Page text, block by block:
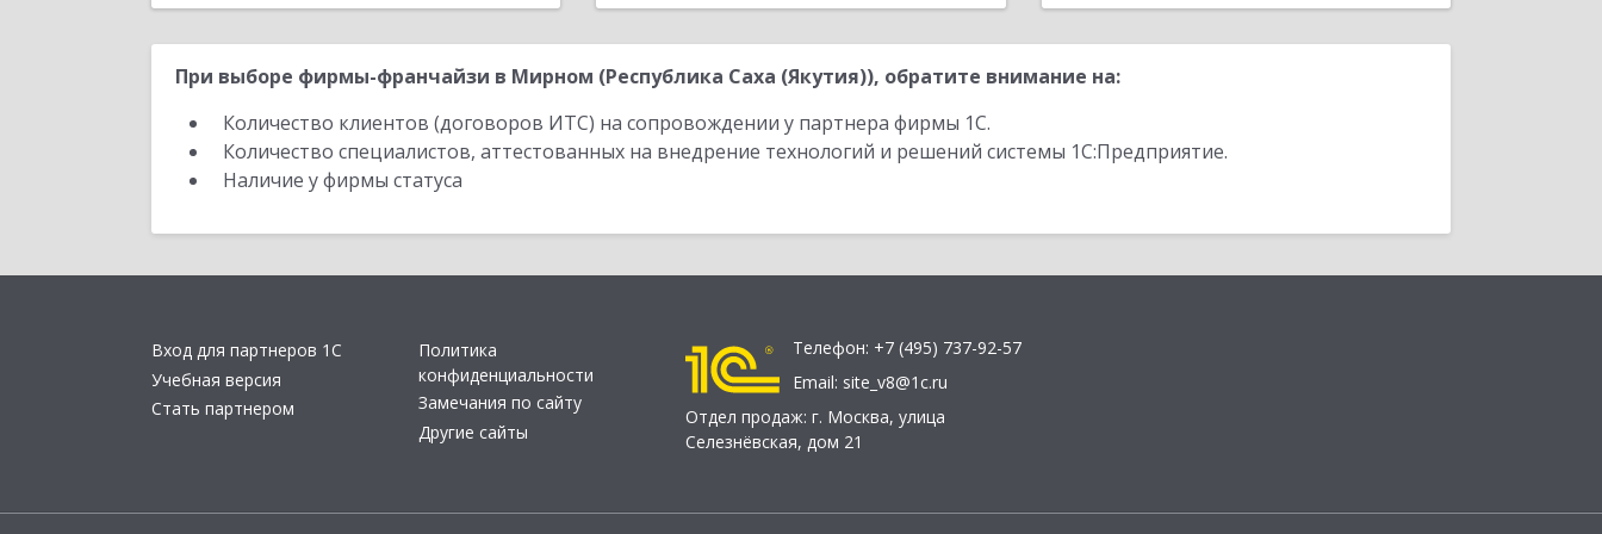
При выборе фирмы-франчайзи в Мирном (Республика Саха (Якутия)), обратите внимание на:
Количество клиентов (договоров ИТС) на сопровождении у партнера фирмы 1С.
Количество специалистов, аттестованных на внедрение технологий и решений системы 1С:Предприятие.
Наличие у фирмы статуса
Вход для партнеров 1С
Учебная версия
Стать партнером
Политика
конфиденциальности
Замечания по сайту
Другие сайты
Телефон: +7 (495) 737-92-57
Email: site_v8@1c.ru
Отдел продаж: г. Москва, улица
Селезнёвская, дом 21